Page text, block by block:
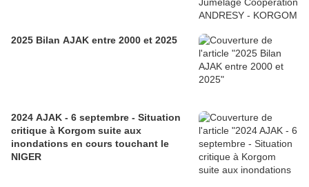
2025 Bilan AJAK entre 2000 et 2025
2024 AJAK - 6 septembre - Situation
critique à Korgom suite aux
inondations en cours touchant le
NIGER